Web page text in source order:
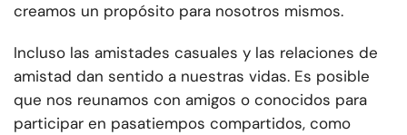
creamos un propósito para nosotros mismos.
Incluso las amistades casuales y las relaciones de
amistad dan sentido a nuestras vidas. Es posible
que nos reunamos con amigos o conocidos para
participar en pasatiempos compartidos, como